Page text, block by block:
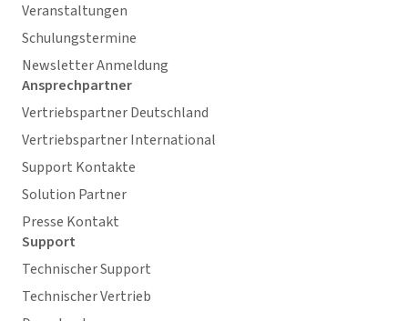
Veranstaltungen
Schulungstermine
Newsletter Anmeldung
Ansprechpartner
Vertriebspartner Deutschland
Vertriebspartner International
Support Kontakte
Solution Partner
Presse Kontakt
Support
Technischer Support
Technischer Vertrieb